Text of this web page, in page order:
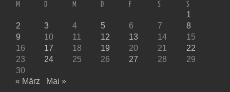
M D M D F S S
1
2
3 4 5 6 7
8
9
10 11 12 13 14
15
16
17 18 19 20 21
22
23
24 25 26 27 28
29
30
« März
Mai »